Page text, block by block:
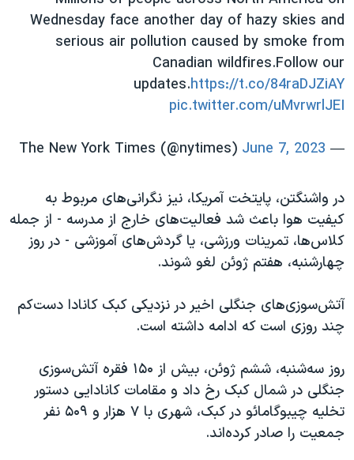
Wednesday face another day of hazy skies and
serious air pollution caused by smoke from
Canadian wildfires.Follow our
updates.https://t.co/84raDJZiAY
pic.twitter.com/uMvrwrlJEI
— The New York Times (@nytimes)
June 7, 2023
در واشنگتن، پایتخت آمریکا، نیز نگرانی‌های مربوط به
کیفیت هوا باعث شد فعالیت‌های خارج از مدرسه - از جمله
کلاس‌ها، تمرینات ورزشی، یا گردش‌های آموزشی - در روز
چهارشنبه، هفتم ژوئن لغو شوند.
آتش‌سوزی‌های جنگلی اخیر در نزدیکی کبک کانادا دست‌کم
چند روزی است که ادامه داشته است.
روز سه‌شنبه، ششم ژوئن، بیش از ۱۵۰ فقره آتش‌سوزی
جنگلی در شمال کبک رخ داد و مقامات کانادایی دستور
تخلیه چیبوگامائو در کبک، شهری با ۷ هزار و ۵۰۹ نفر
جمعیت را صادر کرده‌اند.